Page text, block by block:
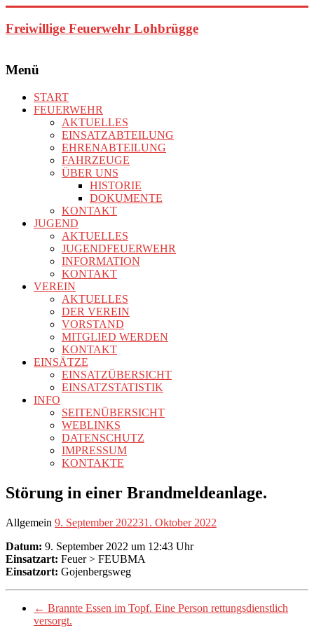
Inhalt
springen
Freiwillige Feuerwehr Lohbrügge
Menü
START
FEUERWEHR
AKTUELLES
EINSATZABTEILUNG
EHRENABTEILUNG
FAHRZEUGE
ÜBER UNS
HISTORIE
DOKUMENTE
KONTAKT
JUGEND
AKTUELLES
JUGENDFEUERWEHR
INFORMATION
KONTAKT
VEREIN
AKTUELLES
DER VEREIN
VORSTAND
MITGLIED WERDEN
KONTAKT
EINSÄTZE
EINSATZÜBERSICHT
EINSATZSTATISTIK
INFO
SEITENÜBERSICHT
WEBLINKS
DATENSCHUTZ
IMPRESSUM
KONTAKTE
Störung in einer Brandmeldeanlage.
Allgemein 9. September 202231. Oktober 2022
Datum: 9. September 2022 um 12:43 Uhr
Einsatzart: Feuer > FEUBMA
Einsatzort: Gojenbergsweg
← Brannte Essen im Topf. Eine Person rettungsdienstlich
versorgt.